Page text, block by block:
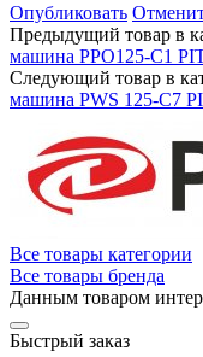
Опубликовать
Предыдущий товар в
машина PPO125-С1
Следующий товар в
машина PWS 125-С7
Все товары категории
Все товары бренда
Данным товаром
Быстрый заказ